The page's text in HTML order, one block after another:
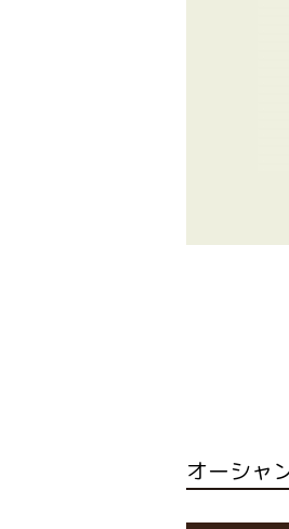
オーシャ